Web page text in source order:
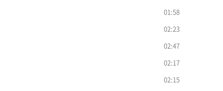
01:58
02:23
02:47
02:17
02:15